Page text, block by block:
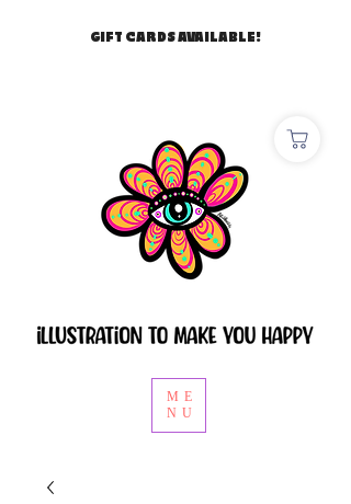
ME
NU
GIFT CARDS AVAILABLE!